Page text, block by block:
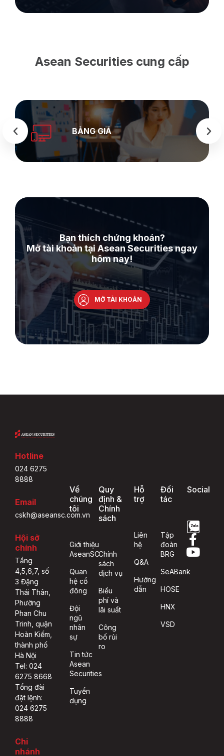
Asean Securities cung cấp
BẢNG GIÁ
Bạn thích chứng khoán?
Mở tài khoản tại Asean Securities ngay
hôm nay!
MỞ TÀI KHOẢN
Hotline
024 6275
8888
Email
cskh@aseansc.com.vn
Hội sở
chính
Tầng
4,5,6,7, số
3 Đặng
Thái Thân,
Phường
Phan Chu
Trinh, quận
Hoàn Kiếm,
thành phố
Hà Nội
Tel: 024
6275 8668
Tổng đài
đặt lệnh:
024 6275
8888
Chi
nhánh
Về
chúng
tôi
Giới thiệu
AseanSC
Quan
hệ cổ
đông
Đội
ngũ
nhân
sự
Tin tức
Asean
Securities
Tuyển
dụng
Quy
định &
Chính
sách
Chính
sách
dịch vụ
Biểu
phí và
lãi suất
Công
bố rủi
ro
Hỗ
trợ
Liên
hệ
Q&A
Hướng
dẫn
Đối
tác
Tập
đoàn
BRG
SeABank
HOSE
HNX
VSD
Social